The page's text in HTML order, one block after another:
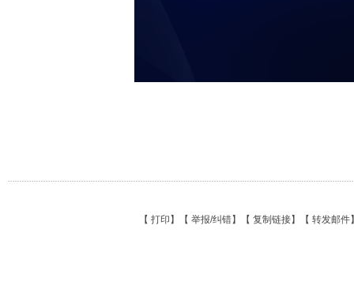
【 打印 】【 举报/纠错】【 复制链接】【 转发邮件